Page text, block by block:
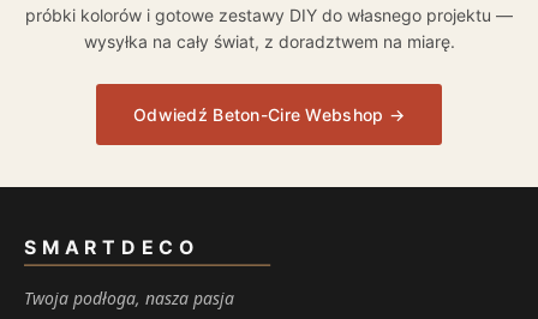
próbki kolorów i gotowe zestawy DIY do własnego projektu —
wysyłka na cały świat, z doradztwem na miarę.
Odwiedź Beton-Cire Webshop →
SMARTDECO
Twoja podłoga, nasza pasja